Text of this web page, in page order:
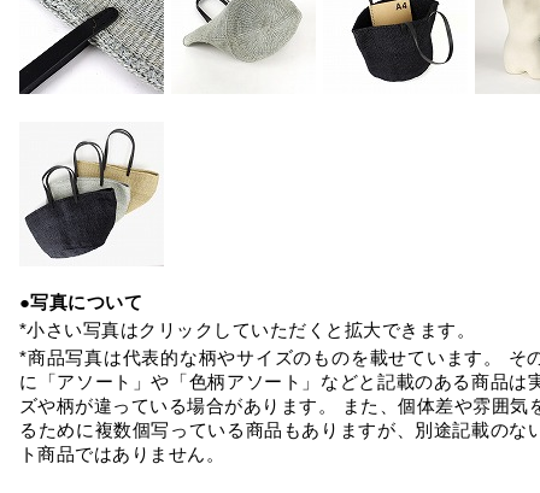
●写真について
*小さい写真はクリックしていただくと拡大できます。
*商品写真は代表的な柄やサイズのものを載せています。 そ
に「アソート」や「色柄アソート」などと記載のある商品は
ズや柄が違っている場合があります。 また、個体差や雰囲気
るために複数個写っている商品もありますが、別途記載のな
ト商品ではありません。